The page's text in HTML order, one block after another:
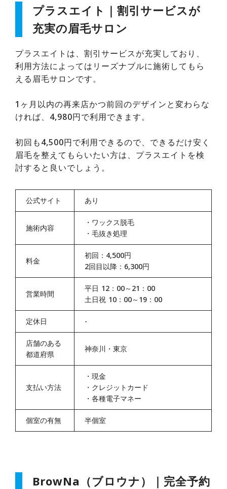
プラスエイト｜割引サービスが
充実の眉毛サロン
プラスエイトは、割引サービスが充実しており、
利用方法によってはリーズナブルに施術してもら
える眉毛サロンです。
1ヶ月以内の再来店かつ前回のデザインと変わらな
ければ、4,980円で利用できます。
初回も4,500円で利用できるので、できるだけ安く
眉毛を整えてもらいたい方は、プラスエイトを検
討すると良いでしょう。
公式サイト あり
施術内容
・ ワックス脱毛
・ 毛抜き処理
料金
初回：4,500円
2回目以降：6,300円
営業時間
平日 12：00～21：00
土日祝 10：00～19：00
定休日 -
店舗のある
都道府県
神奈川・東京
支払い方法
・ 現金
・ クレジットカード
・ 各種電子マネー
個室の有無 半個室
BrowNa（ブロウナ）｜完全予約